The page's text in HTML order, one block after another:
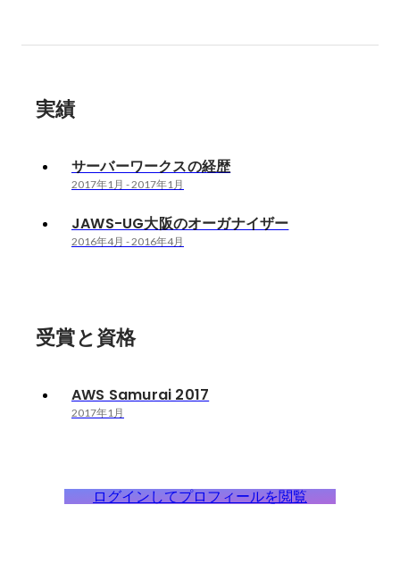
実績
サーバーワークスの経歴
2017年1月 -2017年1月
JAWS-UG大阪のオーガナイザー
2016年4月 -2016年4月
受賞と資格
AWS Samurai 2017
2017年1月
ログインしてプロフィールを閲覧